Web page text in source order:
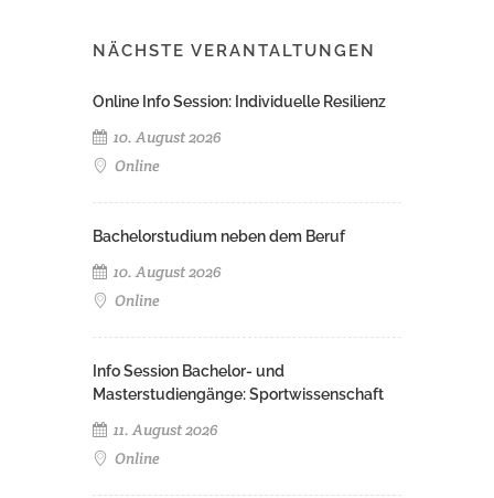
NÄCHSTE VERANTALTUNGEN
Online Info Session: Individuelle Resilienz
10. August 2026
Online
Bachelorstudium neben dem Beruf
10. August 2026
Online
Info Session Bachelor- und
Masterstudiengänge: Sportwissenschaft
11. August 2026
Online